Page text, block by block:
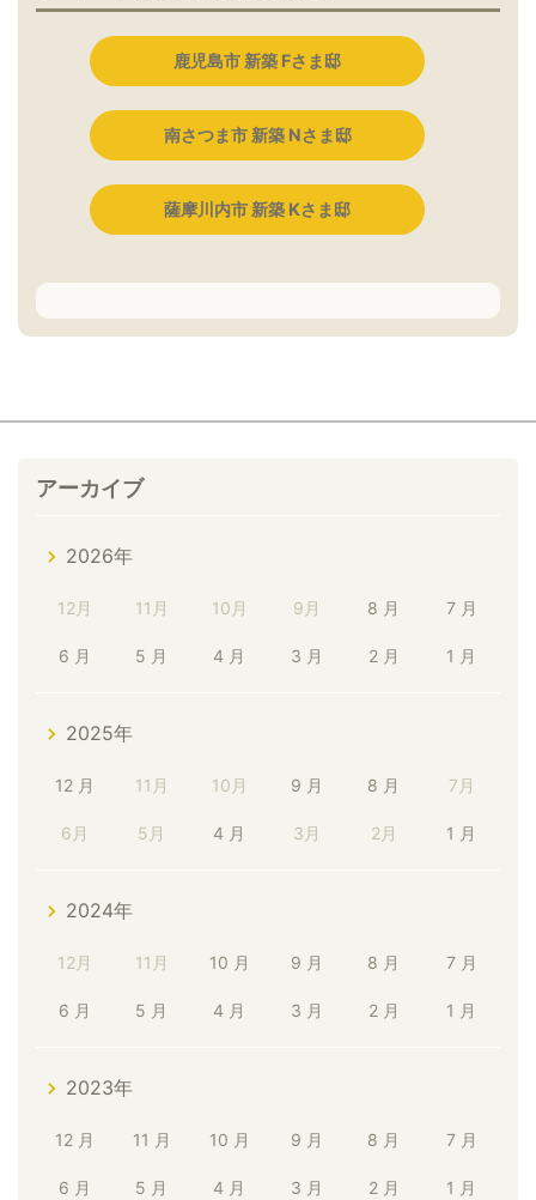
鹿児島市 新築 Fさま邸
南さつま市 新築 Nさま邸
薩摩川内市 新築 Kさま邸
アーカイブ
2026年
12月 11月 10月 9月 8 月 7 月
6 月 5 月 4 月 3 月 2 月 1 月
2025年
12 月 11月 10月 9 月 8 月 7月
6月 5月 4 月 3月 2月 1 月
2024年
12月 11月 10 月 9 月 8 月 7 月
6 月 5 月 4 月 3 月 2 月 1 月
2023年
12 月 11 月 10 月 9 月 8 月 7 月
6 月 5 月 4 月 3 月 2 月 1 月